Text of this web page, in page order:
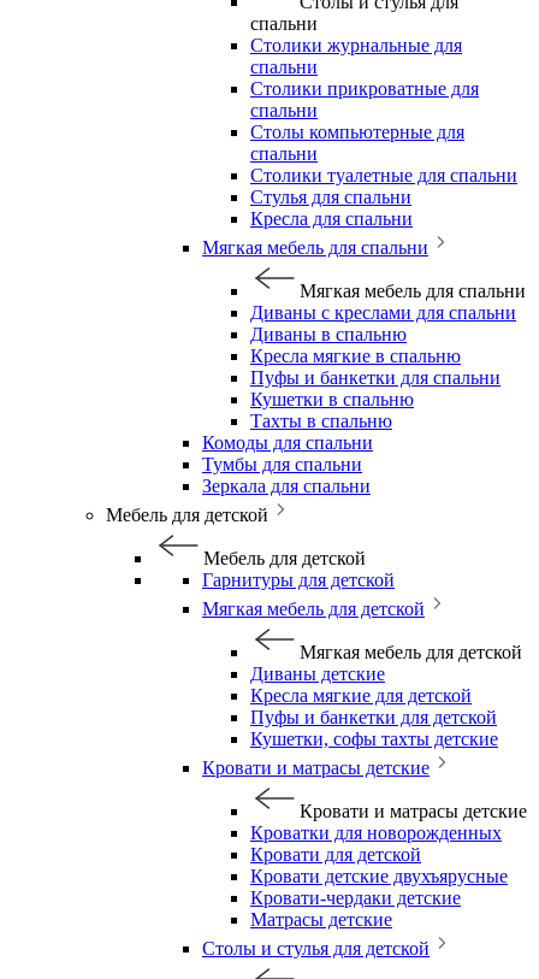
спальни
Столики журнальные для
спальни
Столики прикроватные для
спальни
Столы компьютерные для
спальни
Столики туалетные для спальни
Стулья для спальни
Кресла для спальни
Мягкая мебель для спальни
Мягкая мебель для спальни
Диваны с креслами для спальни
Диваны в спальню
Кресла мягкие в спальню
Пуфы и банкетки для спальни
Кушетки в спальню
Тахты в спальню
Комоды для спальни
Тумбы для спальни
Зеркала для спальни
Мебель для детской
Мебель для детской
Гарнитуры для детской
Мягкая мебель для детской
Мягкая мебель для детской
Диваны детские
Кресла мягкие для детской
Пуфы и банкетки для детской
Кушетки, софы тахты детские
Кровати и матрасы детские
Кровати и матрасы детские
Кроватки для новорожденных
Кровати для детской
Кровати детские двухъярусные
Кровати-чердаки детские
Матрасы детские
Столы и стулья для детской